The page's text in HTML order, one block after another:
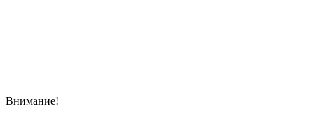
Внимание!